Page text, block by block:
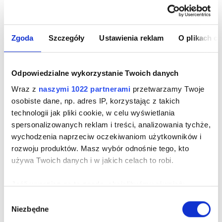
Zgoda Szczegóły Ustawienia reklam O plikach
Odpowiedzialne wykorzystanie Twoich danych
Wraz z naszymi 1022 partnerami przetwarzamy Twoje
osobiste dane, np. adres IP, korzystając z takich
technologii jak pliki cookie, w celu wyświetlania
spersonalizowanych reklam i treści, analizowania tychże,
wychodzenia naprzeciw oczekiwaniom użytkowników i
rozwoju produktów. Masz wybór odnośnie tego, kto
używa Twoich danych i w jakich celach to robi.
Jeśli wyrazisz na to zgodę, chcielibyśmy również:
geograficznej z dokładnością nawet do kilku metrów
zgody
Niezbędne
SLIM DAILY WALLET
Cena
199,00 zł